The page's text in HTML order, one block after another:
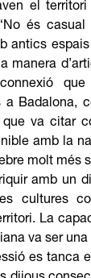
el
és
antics
manera
a Badalona,
que va citar
amb la
molt més
amb un
cultures
La
va ser
es tanca